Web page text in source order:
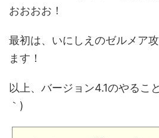
おおおお！
最初は、いにしえのゼルメア
ます！
以上、バージョン4.1のやるこ
｀)